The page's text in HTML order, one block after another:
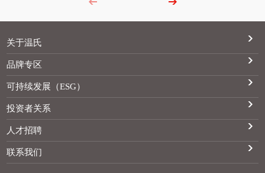
关于温氏
品牌专区
可持续发展（ESG）
投资者关系
人才招聘
联系我们